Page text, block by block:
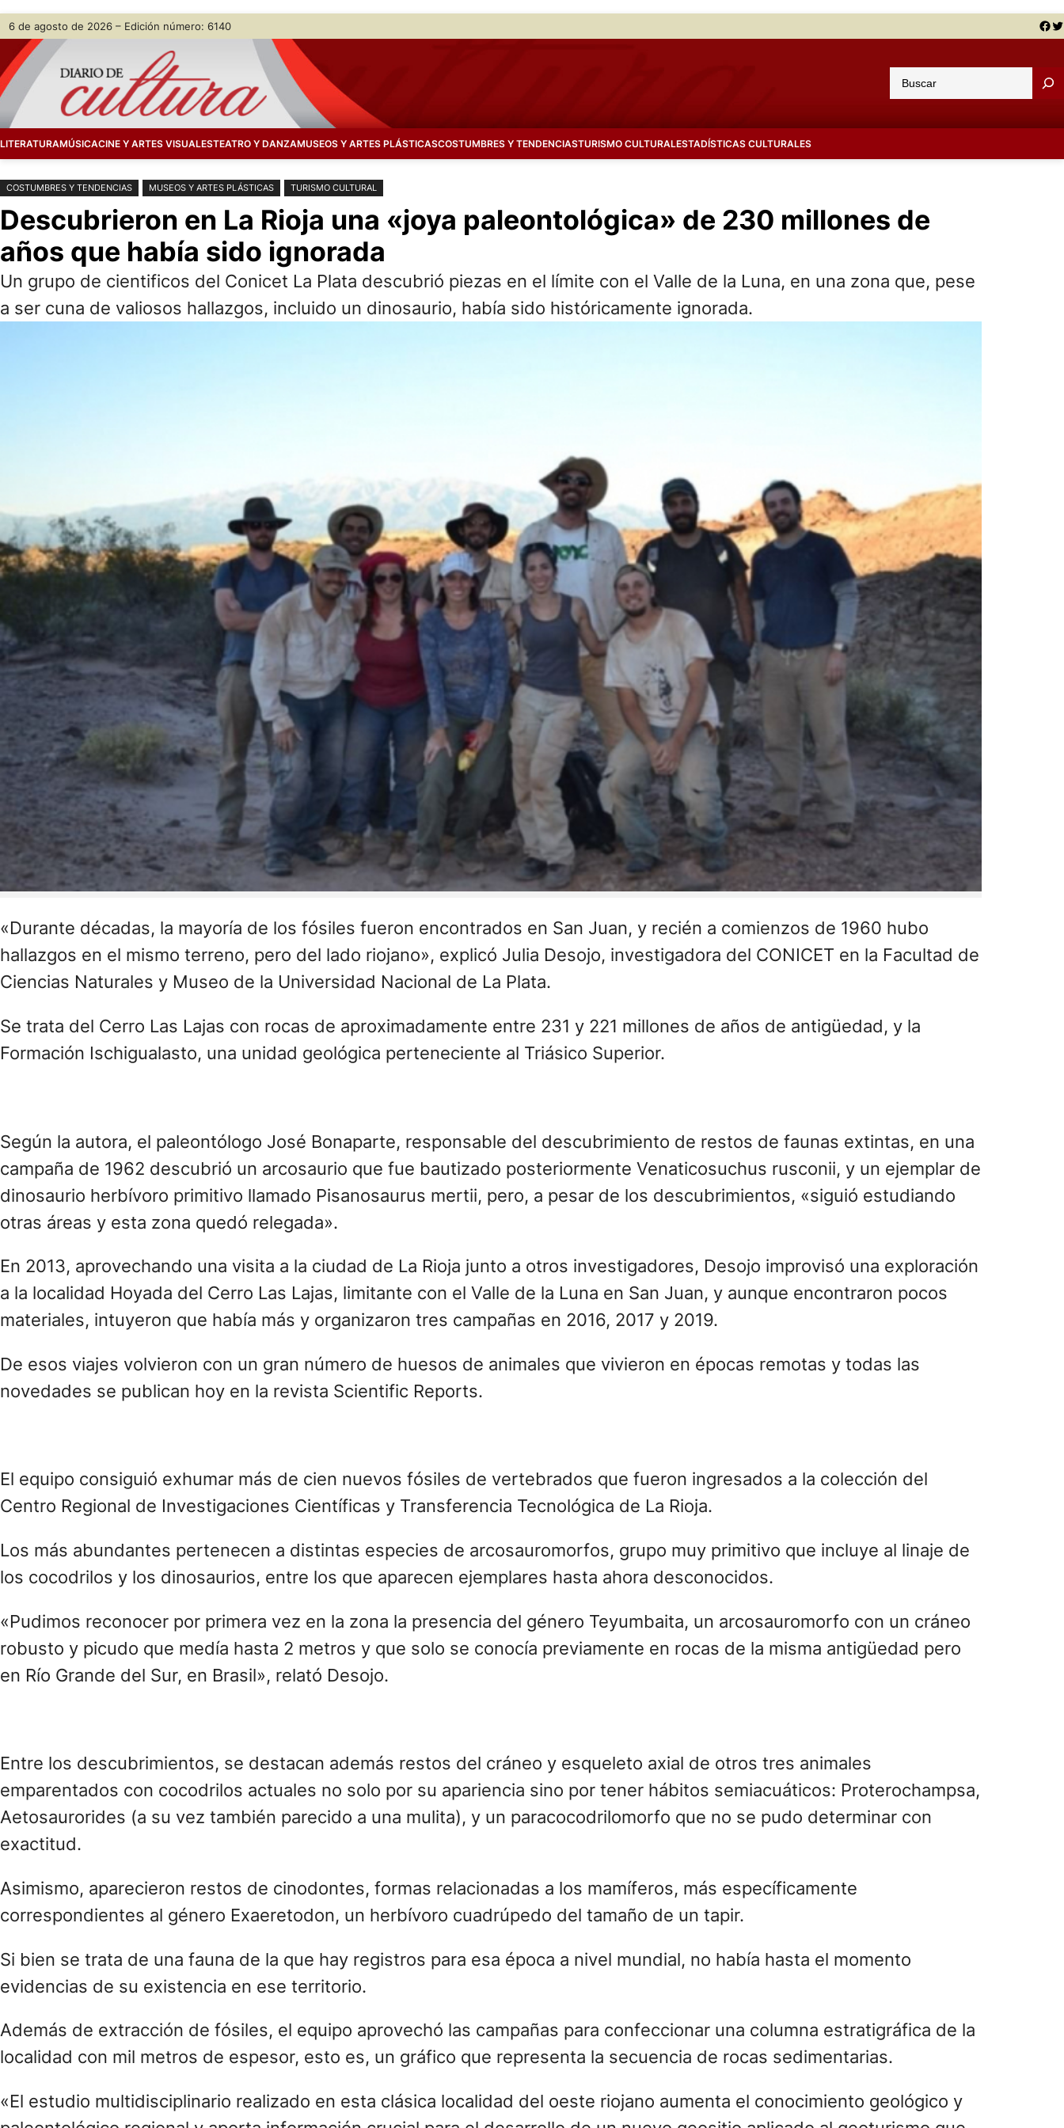
Saltar
contenido
Skip
content
6 de agosto de 2026 – Edición número: 6140 Facebook Twitter
u
a
LITERATURAMÚSICACINE Y ARTES VISUALESTEATRO Y DANZAMUSEOS Y ARTES PLÁSTICASCOSTUMBRES Y TENDENCIASTURISMO CULTURALESTADÍSTICAS CULTURALES
COSTUMBRES Y TENDENCIAS MUSEOS Y ARTES PLÁSTICAS TURISMO CULTURAL
Descubrieron en La Rioja una «joya paleontológica» de 230 millones de
años que había sido ignorada
Un grupo de cientificos del Conicet La Plata descubrió piezas en el límite con el Valle de la Luna, en una zona que, pese
a ser cuna de valiosos hallazgos, incluido un dinosaurio, había sido históricamente ignorada.
«Durante décadas, la mayoría de los fósiles fueron encontrados en San Juan, y recién a comienzos de 1960 hubo
hallazgos en el mismo terreno, pero del lado riojano», explicó Julia Desojo, investigadora del CONICET en la Facultad de
Ciencias Naturales y Museo de la Universidad Nacional de La Plata.
Se trata del Cerro Las Lajas con rocas de aproximadamente entre 231 y 221 millones de años de antigüedad, y la
Formación Ischigualasto, una unidad geológica perteneciente al Triásico Superior.
Según la autora, el paleontólogo José Bonaparte, responsable del descubrimiento de restos de faunas extintas, en una
campaña de 1962 descubrió un arcosaurio que fue bautizado posteriormente Venaticosuchus rusconii, y un ejemplar de
dinosaurio herbívoro primitivo llamado Pisanosaurus mertii, pero, a pesar de los descubrimientos, «siguió estudiando
otras áreas y esta zona quedó relegada».
En 2013, aprovechando una visita a la ciudad de La Rioja junto a otros investigadores, Desojo improvisó una exploración
a la localidad Hoyada del Cerro Las Lajas, limitante con el Valle de la Luna en San Juan, y aunque encontraron pocos
materiales, intuyeron que había más y organizaron tres campañas en 2016, 2017 y 2019.
De esos viajes volvieron con un gran número de huesos de animales que vivieron en épocas remotas y todas las
novedades se publican hoy en la revista Scientific Reports.
El equipo consiguió exhumar más de cien nuevos fósiles de vertebrados que fueron ingresados a la colección del
Centro Regional de Investigaciones Científicas y Transferencia Tecnológica de La Rioja.
Los más abundantes pertenecen a distintas especies de arcosauromorfos, grupo muy primitivo que incluye al linaje de
los cocodrilos y los dinosaurios, entre los que aparecen ejemplares hasta ahora desconocidos.
«Pudimos reconocer por primera vez en la zona la presencia del género Teyumbaita, un arcosauromorfo con un cráneo
robusto y picudo que medía hasta 2 metros y que solo se conocía previamente en rocas de la misma antigüedad pero
en Río Grande del Sur, en Brasil», relató Desojo.
Entre los descubrimientos, se destacan además restos del cráneo y esqueleto axial de otros tres animales
emparentados con cocodrilos actuales no solo por su apariencia sino por tener hábitos semiacuáticos: Proterochampsa,
Aetosaurorides (a su vez también parecido a una mulita), y un paracocodrilomorfo que no se pudo determinar con
exactitud.
Asimismo, aparecieron restos de cinodontes, formas relacionadas a los mamíferos, más específicamente
correspondientes al género Exaeretodon, un herbívoro cuadrúpedo del tamaño de un tapir.
Si bien se trata de una fauna de la que hay registros para esa época a nivel mundial, no había hasta el momento
evidencias de su existencia en ese territorio.
Además de extracción de fósiles, el equipo aprovechó las campañas para confeccionar una columna estratigráfica de la
localidad con mil metros de espesor, esto es, un gráfico que representa la secuencia de rocas sedimentarias.
«El estudio multidisciplinario realizado en esta clásica localidad del oeste riojano aumenta el conocimiento geológico y